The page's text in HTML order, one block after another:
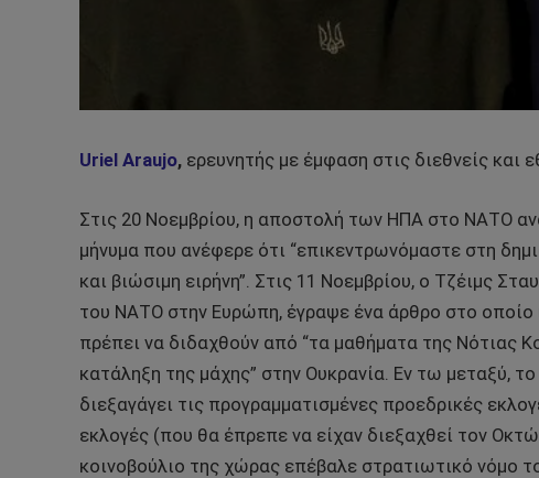
Uriel Araujo, ερευνητής με έμφαση στις διεθνείς και
Στις 20 Νοεμβρίου, η αποστολή των ΗΠΑ στο ΝΑΤΟ
μήνυμα που ανέφερε ότι “επικεντρωνόμαστε στη
και βιώσιμη ειρήνη”. Στις 11 Νοεμβρίου, ο Τζέιμς
του ΝΑΤΟ στην Ευρώπη, έγραψε ένα άρθρο στο οποίο
πρέπει να διδαχθούν από “τα μαθήματα της Νότιας
κατάληξη της μάχης” στην Ουκρανία. Εν τω μεταξύ,
διεξαγάγει τις προγραμματισμένες προεδρικές
εκλογές (που θα έπρεπε να είχαν διεξαχθεί τον
κοινοβούλιο της χώρας επέβαλε στρατιωτικό νόμο